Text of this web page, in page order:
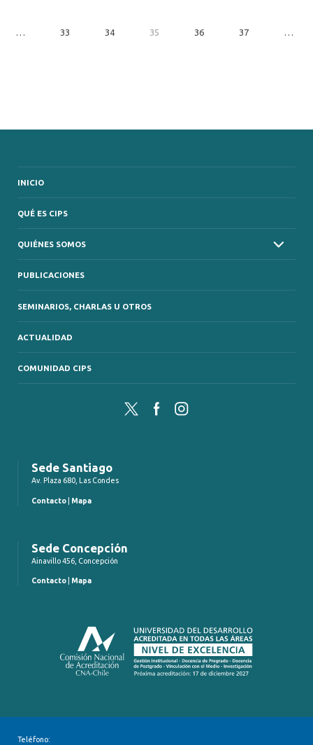
… 33 34 35 36 37 …
INICIO
QUÉ ES CIPS
QUIÉNES SOMOS
PUBLICACIONES
SEMINARIOS, CHARLAS U OTROS
ACTUALIDAD
COMUNIDAD CIPS
Twitter FacebookInstagram
Sede Santiago
Av. Plaza 680, Las Condes
Contacto Mapa
Sede Concepción
Ainavillo 456, Concepción
Contacto Mapa
Teléfono: